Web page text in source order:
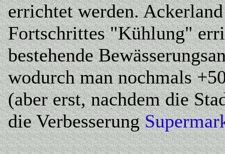
errichtet werden.
Fortschrittes "Kühlung"
bestehende
wodurch man nochmals
(aber erst, nachdem die
die Verbesserung